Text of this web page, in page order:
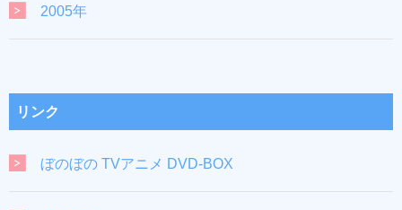
2005年
リンク
ぼのぼの TVアニメ DVD-BOX